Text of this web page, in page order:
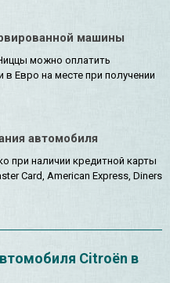
машины
можно оплатить
Евро на месте при получении
автомобиля
при наличии кредитной карты
Card, American Express, Diners
Citroën в